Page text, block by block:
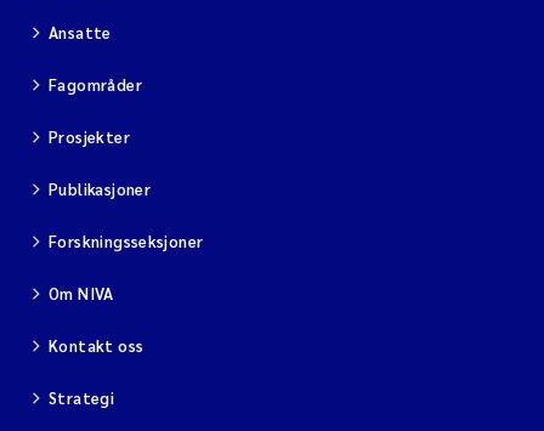
Ansatte
Fagområder
Prosjekter
Publikasjoner
Forskningsseksjoner
Om NIVA
Kontakt oss
Strategi